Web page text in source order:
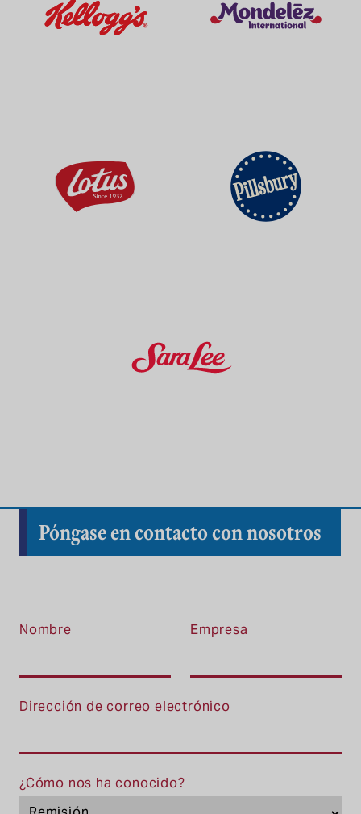
Póngase en contacto con nosotros
Nombre Empresa
Dirección de correo electrónico
¿Cómo nos ha conocido?